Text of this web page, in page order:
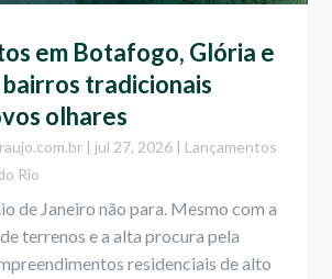
em Botafogo, Glória e
bairros tradicionais
olhares
| jul 27, 2026 | Lançamentos
Rio
de Janeiro não para. Mesmo com a
terrenos e a alta procura pela
residenciais de alto